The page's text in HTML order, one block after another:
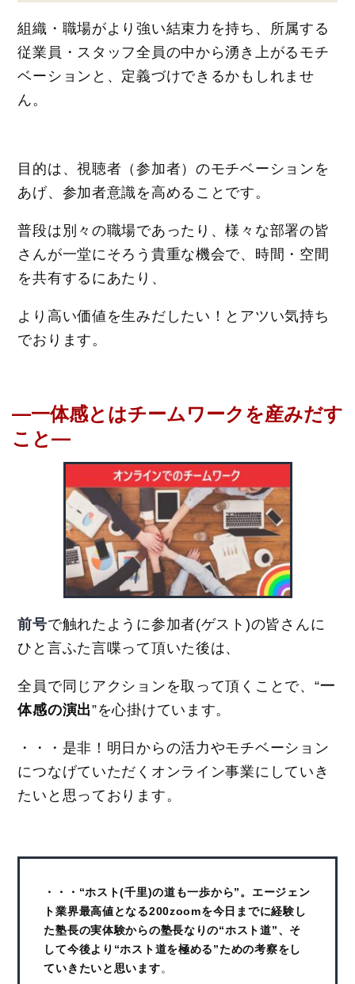
組織・職場がより強い結束力を持ち、所属する
従業員・スタッフ全員の中から湧き上がるモチ
ベーションと、定義づけできるかもしれませ
ん。
目的は、視聴者（参加者）のモチベーションを
あげ、参加者意識を高めることです。
普段は別々の職場であったり、様々な部署の皆
さんが一堂にそろう貴重な機会で、時間・空間
を共有するにあたり、
より高い価値を生みだしたい！とアツい気持ち
でおります。
―一体感とはチームワークを産みだす
こと―
前号で触れたように参加者(ゲスト)の皆さんに
ひと言ふた言喋って頂いた後は、
全員で同じアクションを取って頂くことで、“一
体感の演出”を心掛けています。
・・・是非！明日からの活力やモチベーション
につなげていただくオンライン事業にしていき
たいと思っております。
・・・“ホスト(千里)の道も一歩から”。エージェン
ト業界最高値となる200zoomを今日までに経験し
た塾長の実体験からの塾長なりの“ホスト道”、そ
して今後より“ホスト道を極める”ための考察をし
ていきたいと思います。